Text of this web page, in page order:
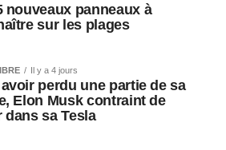
nouveaux panneaux à
sur les plages
Il y a 4 jours
perdu une partie de sa
Elon Musk contraint de
dans sa Tesla